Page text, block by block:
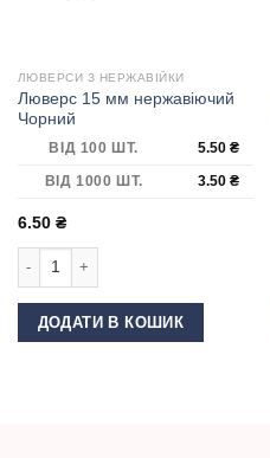
ЛЮВЕРСИ З НЕРЖАВІЙКИ
Люверс 15 мм нержавіючий
Чорний
ВІД 100 ШТ. 5.50₴
ВІД 1000 ШТ.
3.50₴
6.50 ₴
ДОДАТИ В КОШИК